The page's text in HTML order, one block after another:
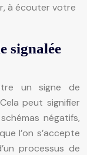
à écouter votre
signalée
un signe de
peut signifier
négatifs,
l’on s’accepte
processus de